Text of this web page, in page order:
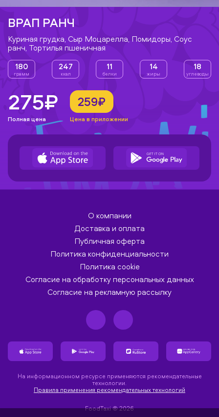
ВРАП РАНЧ
Куриная грудка, Сыр Моцарелла, Помидоры, Соус
ранч, Тортилья пшеничная
180
грамм
247
ккал
11
белки
14
жиры
18
углеводы
275₽
Полная цена
259₽
Цена в приложении
О компании
Доставка и оплата
Публичная оферта
Политика конфиденциальности
Политика cookie
Согласие на обработку персональных данных
Согласие на рекламную рассылку
На информационном ресурсе применяются рекомендательные
технологии.
Правила применения рекомендательных технологий
FoodTaxi ® 2026